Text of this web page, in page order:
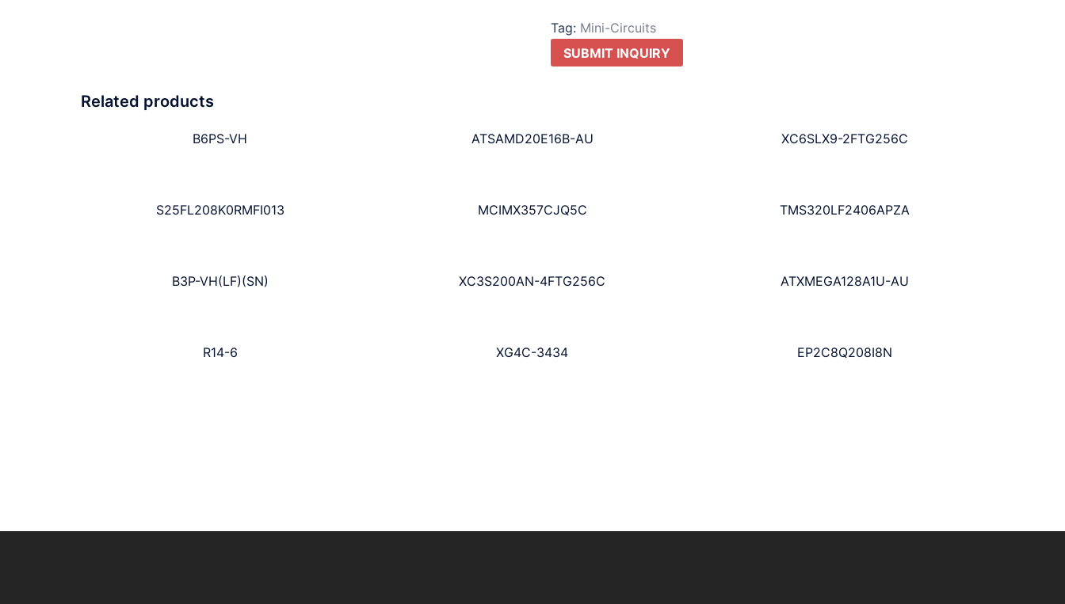
Tag: Mini-Circuits
SUBMIT INQUIRY
Related products
B6PS-VH ATSAMD20E16B-AU XC6SLX9-2FTG256C
S25FL208K0RMFI013 MCIMX357CJQ5C TMS320LF2406APZA
B3P-VH(LF)(SN) XC3S200AN-4FTG256C ATXMEGA128A1U-AU
R14-6 XG4C-3434 EP2C8Q208I8N